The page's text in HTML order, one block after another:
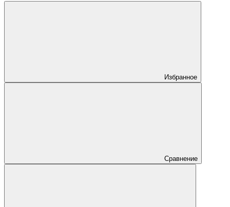
Избранное
Сравнение